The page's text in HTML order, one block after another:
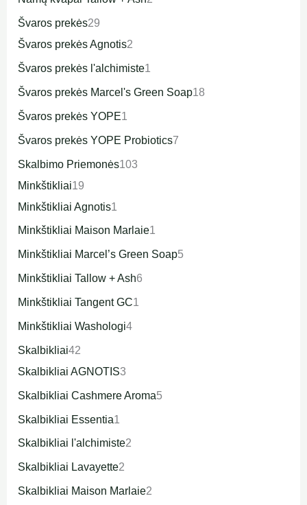
Švaros prekės29
Švaros prekės Agnotis2
Švaros prekės l'alchimiste1
Švaros prekės Marcel's Green Soap18
Švaros prekės YOPE1
Švaros prekės YOPE Probiotics7
Skalbimo Priemonės103
Minkštikliai19
Minkštikliai Agnotis1
Minkštikliai Maison Marlaie1
Minkštikliai Marcel’s Green Soap5
Minkštikliai Tallow + Ash6
Minkštikliai Tangent GC1
Minkštikliai Washologi4
Skalbikliai42
Skalbikliai AGNOTIS3
Skalbikliai Cashmere Aroma5
Skalbikliai Essentia1
Skalbikliai l'alchimiste2
Skalbikliai Lavayette2
Skalbikliai Maison Marlaie2